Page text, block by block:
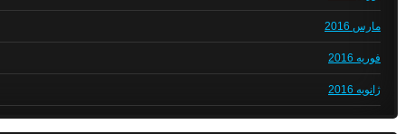
مارس 2016
فوریه 2016
ژانویه 2016